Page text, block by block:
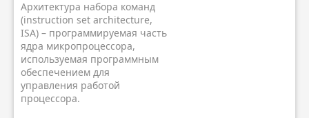
Архитектура набора команд
(instruction set architecture,
ISA) – программируемая часть
ядра микропроцессора,
используемая программным
обеспечением для
управления работой
процессора.